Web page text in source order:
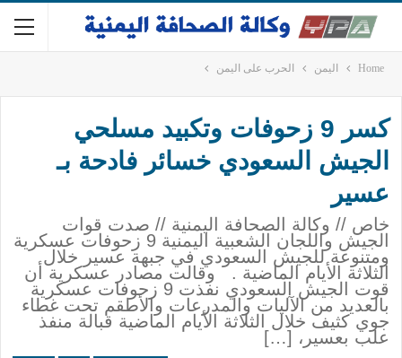
Home اليمن الحرب على اليمن
كسر 9 زحوفات وتكبيد مسلحي
الجيش السعودي خسائر فادحة بـ
عسير
خاص // وكالة الصحافة اليمنية // صدت قوات
الجيش واللجان الشعبية اليمنية 9 زحوفات عسكرية
ومتنوعة للجيش السعودي في جبهة عسير خلال
الثلاثة الأيام الماضية . وقالت مصادر عسكرية أن
قوت الجيش السعودي نفذت 9 زحوفات عسكرية
بالعديد من الآليات والمدرعات والأطقم تحت غطاء
جوي كثيف خلال الثلاثة الأيام الماضية قبالة منفذ
علب بعسير، […]